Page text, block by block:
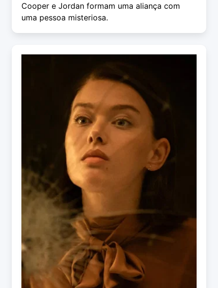
Cooper e Jordan formam uma aliança com
uma pessoa misteriosa.